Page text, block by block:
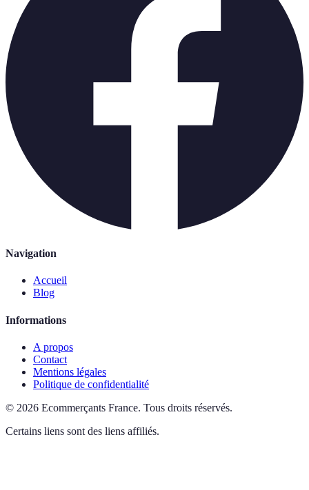
Navigation
Accueil
Blog
Informations
A propos
Contact
Mentions légales
Politique de confidentialité
© 2026 Ecommerçants France. Tous droits réservés.
Certains liens sont des liens affiliés.